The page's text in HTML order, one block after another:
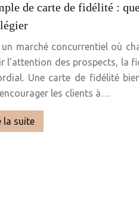
de carte de fidélité :
un marché concurrentiel où
l’attention des prospects, la
Une carte de fidélité
les clients à…
la suite